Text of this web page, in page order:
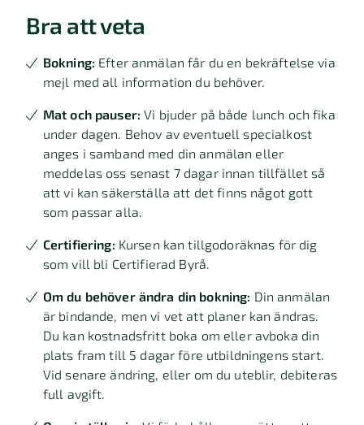
Bra att veta
Bokning: Efter anmälan får du en bekräftelse via
mejl med all information du behöver.
Mat och pauser: Vi bjuder på både lunch och fika
under dagen. Behov av eventuell specialkost
anges i samband med din anmälan eller
meddelas oss senast 7 dagar innan tillfället så
att vi kan säkerställa att det finns något gott
som passar alla.
Certifiering: Kursen kan tillgodoräknas för dig
som vill bli Certifierad Byrå.
Om du behöver ändra din bokning: Din anmälan
är bindande, men vi vet att planer kan ändras.
Du kan kostnadsfritt boka om eller avboka din
plats fram till 5 dagar före utbildningens start.
Vid senare ändring, eller om du uteblir, debiteras
full avgift.